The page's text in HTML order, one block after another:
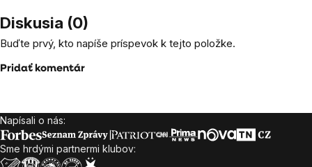
Diskusia (0)
Buďte prvý, kto napíše príspevok k tejto položke.
Pridať komentár
Zápätie
Napísali o nás:
Sme hrdými partnermi klubov: